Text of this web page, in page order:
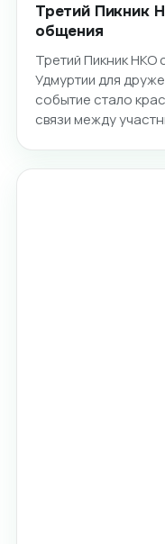
Третий Пикник
общения
Третий Пикник НКО
Удмуртии для
событие стало
связи между